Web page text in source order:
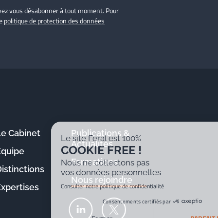
vous désabonner à tout moment. Pour
politique de protection des données
Cabinet
Publications &
Actualités
Formations
Nous rejoindre
Le site Féral est 100%
COOKIE FREE !
Nous ne collectons pas
vos données personnelles
Consulter notre politique de confidentialité
Consentements certifiés par